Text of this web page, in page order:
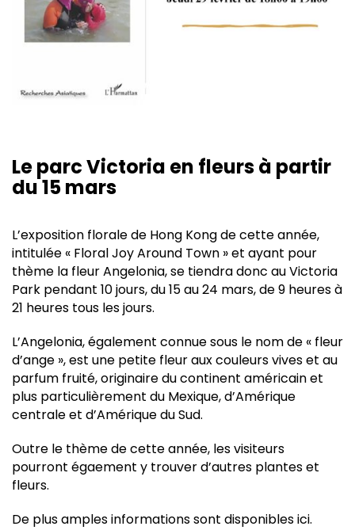
Le parc Victoria en fleurs à partir
du 15 mars
L’exposition florale de Hong Kong de cette année,
intitulée « Floral Joy Around Town » et ayant pour
thème la fleur Angelonia, se tiendra donc au Victoria
Park pendant 10 jours, du 15 au 24 mars, de 9 heures à
21 heures tous les jours.
L’Angelonia, également connue sous le nom de « fleur
d’ange », est une petite fleur aux couleurs vives et au
parfum fruité, originaire du continent américain et
plus particulièrement du Mexique, d’Amérique
centrale et d’Amérique du Sud.
Outre le thème de cette année, les visiteurs
pourront égaement y trouver d’autres plantes et
fleurs.
De plus amples informations sont disponiblesici.